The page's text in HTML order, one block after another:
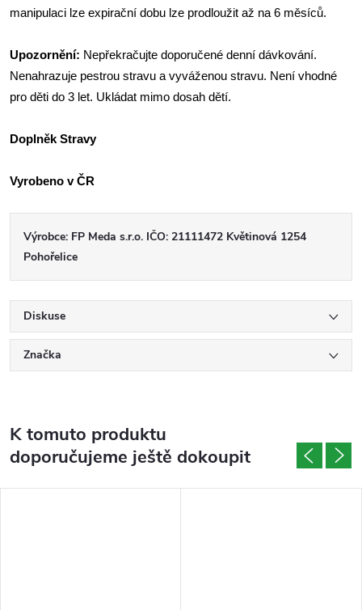
manipulaci lze expirační dobu lze prodloužit až na 6 měsíců.
Upozornění: Nepřekračujte doporučené denní dávkování.
Nenahrazuje pestrou stravu a vyváženou stravu. Není vhodné
pro děti do 3 let. Ukládat mimo dosah dětí.
Doplněk Stravy
Vyrobeno v ČR
Výrobce: FP Meda s.r.o. IČO: 21111472 Květinová 1254
Pohořelice
Diskuse
Značka
K tomuto produktu
doporučujeme ještě dokoupit